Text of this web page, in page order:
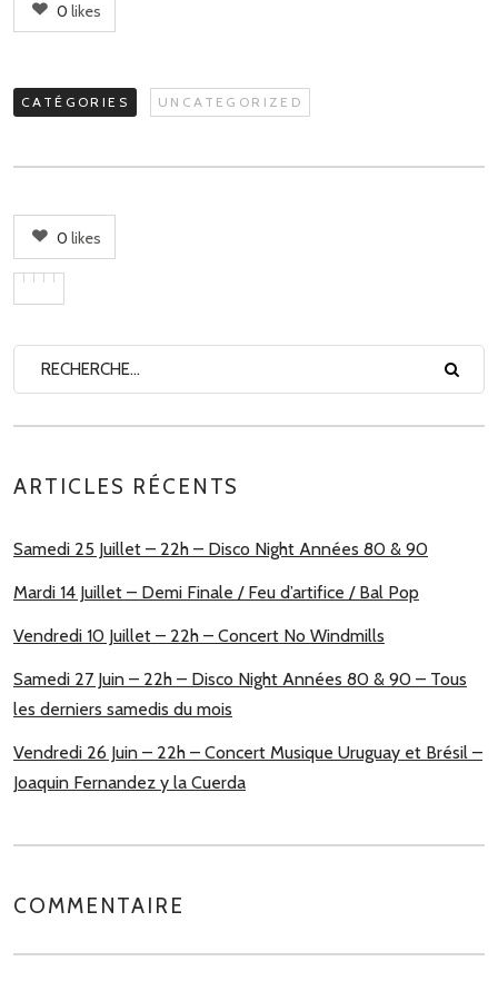
0 likes
CATÉGORIES UNCATEGORIZED
0 likes
ARTICLES RÉCENTS
Samedi 25 Juillet – 22h – Disco Night Années 80 & 90
Mardi 14 Juillet – Demi Finale / Feu d’artifice / Bal Pop
Vendredi 10 Juillet – 22h – Concert No Windmills
Samedi 27 Juin – 22h – Disco Night Années 80 & 90 – Tous
les derniers samedis du mois
Vendredi 26 Juin – 22h – Concert Musique Uruguay et Brésil –
Joaquin Fernandez y la Cuerda
COMMENTAIRE